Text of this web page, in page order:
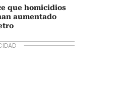
que homicidios
aumentado